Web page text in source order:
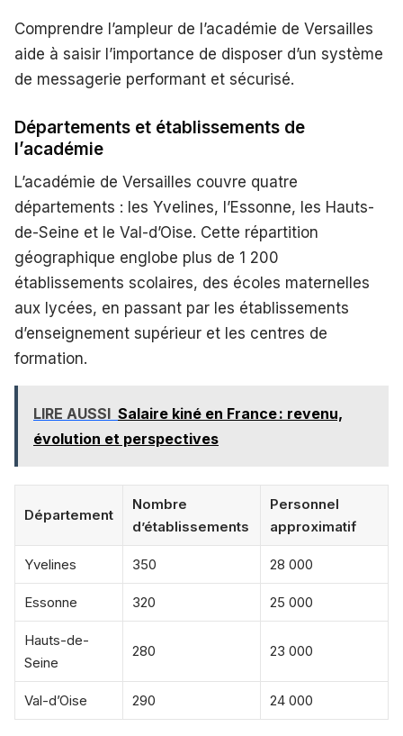
Comprendre l’ampleur de l’académie de Versailles
aide à saisir l’importance de disposer d’un système
de messagerie performant et sécurisé.
Départements et établissements de
l’académie
L’académie de Versailles couvre quatre
départements : les Yvelines, l’Essonne, les Hauts-
de-Seine et le Val-d’Oise. Cette répartition
géographique englobe plus de 1 200
établissements scolaires, des écoles maternelles
aux lycées, en passant par les établissements
d’enseignement supérieur et les centres de
formation.
LIRE AUSSI Salaire kiné en France : revenu,
évolution et perspectives
Département
Nombre
d’établissements
Personnel
approximatif
Yvelines 350 28 000
Essonne 320 25 000
Hauts-de-
Seine
280 23 000
Val-d’Oise 290 24 000